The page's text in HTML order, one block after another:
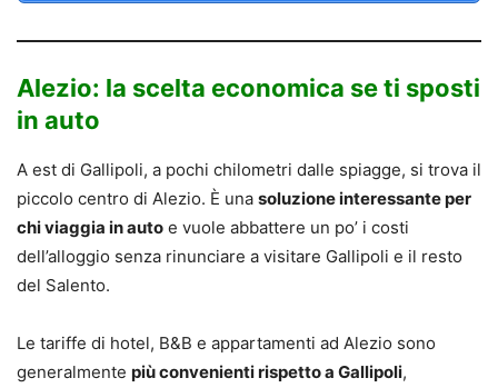
Alezio: la scelta economica se ti sposti
in auto
A est di Gallipoli, a pochi chilometri dalle spiagge, si trova il
piccolo centro di Alezio. È una soluzione interessante per
chi viaggia in auto e vuole abbattere un po’ i costi
dell’alloggio senza rinunciare a visitare Gallipoli e il resto
del Salento.
Le tariffe di hotel, B&B e appartamenti ad Alezio sono
generalmente più convenienti rispetto a Gallipoli,